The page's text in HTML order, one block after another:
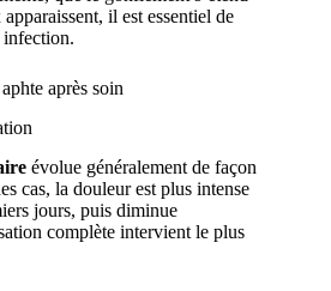
il est essentiel de
infection.
après soin
évolue généralement de façon
cas, la douleur est plus intense
jours, puis diminue
complète intervient le plus